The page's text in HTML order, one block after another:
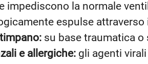
impediscono la normale
espulse
su base traumatica o
e allergiche: gli agenti